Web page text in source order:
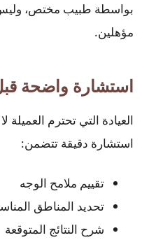
بواسطة طبيب مختص،
مؤهلين.
استشارة واضحة
العيادة التي تحترم العميلة
استشارة دقيقة تتضمن:
تقييم ملامح الوجه
تحديد المناطق
شرح النتائج المتوقعة